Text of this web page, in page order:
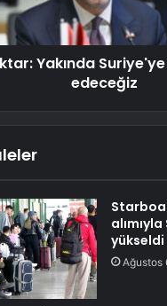
Yakında
edeceğiz
yükseldi
Ağustos